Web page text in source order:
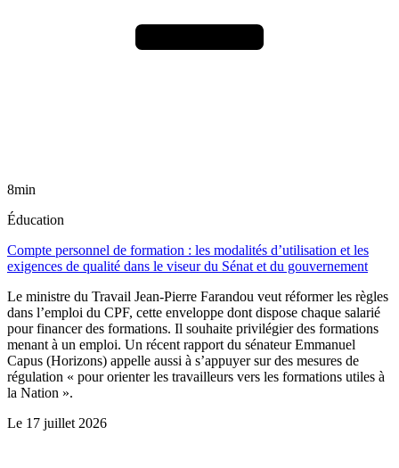
8min
Éducation
Compte personnel de formation : les modalités d’utilisation et les
exigences de qualité dans le viseur du Sénat et du gouvernement
Le ministre du Travail Jean-Pierre Farandou veut réformer les règles
dans l’emploi du CPF, cette enveloppe dont dispose chaque salarié
pour financer des formations. Il souhaite privilégier des formations
menant à un emploi. Un récent rapport du sénateur Emmanuel
Capus (Horizons) appelle aussi à s’appuyer sur des mesures de
régulation « pour orienter les travailleurs vers les formations utiles à
la Nation ».
Le 17 juillet 2026